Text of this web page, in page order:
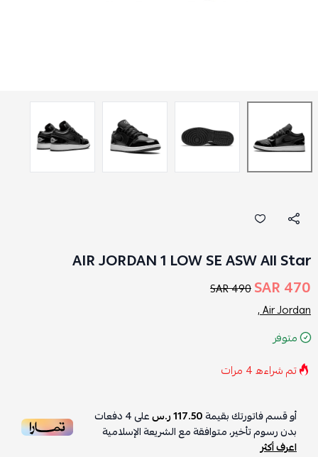
AIR JORDAN 1 LOW SE ASW All Star
470 SAR
490 SAR
Air Jordan ,
متوفر
تم شراءه4 مرات
أو قسم فاتورتك بقيمة117.50 ر.س على4دفعات
بدون رسوم تأخير، متوافقة مع الشريعة الإسلامية
اعرف أكثر